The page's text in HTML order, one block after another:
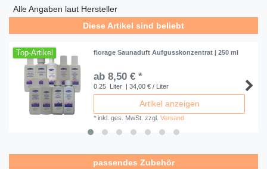
Alle Angaben laut Hersteller
Diese Artikel sind beliebt
Top-Artikel florage Saunaduft Aufgusskonzentrat | 250 ml
ab 8,50 € *
0.25 Liter | 34,00 € / Liter
Artikel anzeigen
*inkl. ges. MwSt. zzgl.Versand
passendes Zubehör